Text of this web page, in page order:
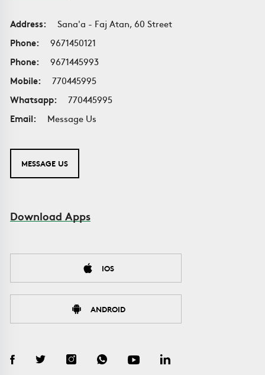
Address:
Sana'a - Faj Atan, 60 Street
Phone:
9671450121
Phone:
9671445993
Mobile:
770445995
Whatsapp:
770445995
Email:
Message Us
MESSAGE US
Download Apps
IOS
ANDROID